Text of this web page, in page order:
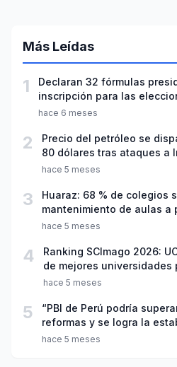
Más Leídas
1
Declaran 32 fórmulas
inscripción para las
hace 6 meses
2
Precio del petróleo se
80 dólares tras ataques a
hace 5 meses
3
Huaraz: 68 % de colegios
mantenimiento de aulas a
año escolar 2026
hace 5 meses
4
Ranking SCImago 2026:
de mejores universidades
hace 5 meses
5
“PBI de Perú podría
reformas y se logra la
hace 5 meses